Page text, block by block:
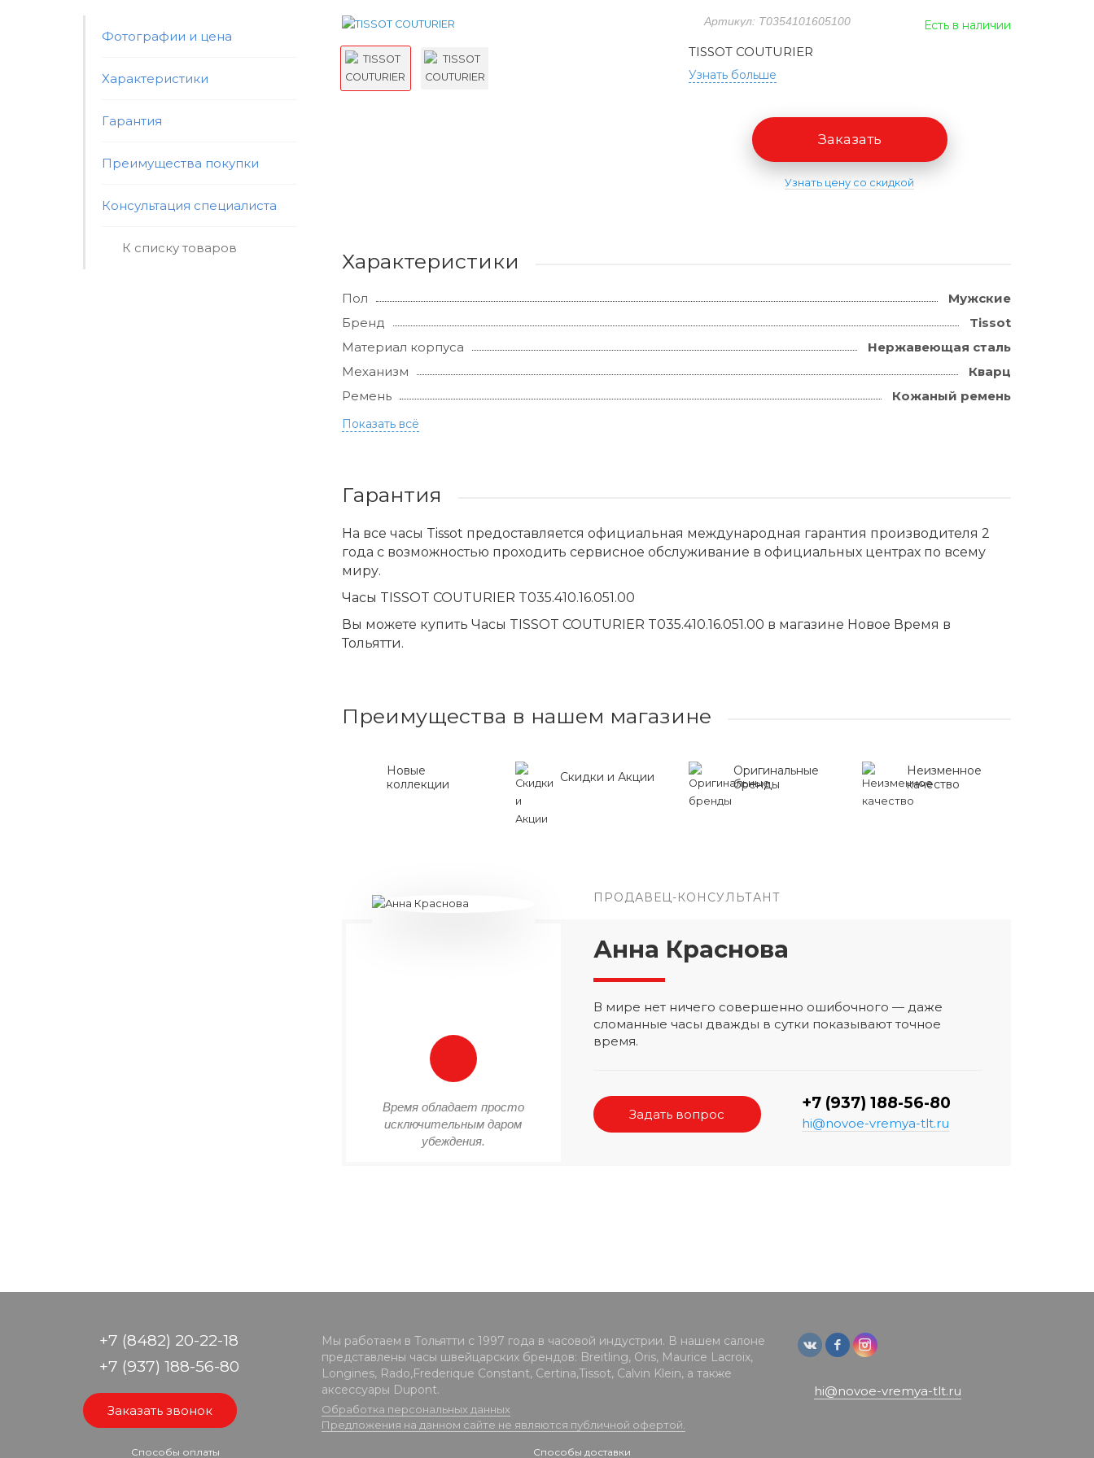
Фотографии и цена
Характеристики
Гарантия
Преимущества покупки
Консультация специалиста
К списку товаров
Артикул: T0354101605100 Есть в наличии
TISSOT COUTURIER
Узнать больше
Заказать
Узнать цену со скидкой
Характеристики
Пол
Мужские
Бренд
Tissot
Материал корпуса
Нержавеющая сталь
Механизм
Кварц
Ремень
Кожаный ремень
Показать всё
Гарантия
На все часы Tissot предоставляется официальная международная гарантия производителя 2
года с возможностью проходить сервисное обслуживание в официальных центрах по всему
миру.
Часы TISSOT COUTURIER T035.410.16.051.00
Вы можете купить Часы TISSOT COUTURIER T035.410.16.051.00 в магазине Новое Время в
Тольятти.
Преимущества в нашем магазине
Новые
коллекции
Скидки и Акции
Оригинальные
бренды
Неизменное
качество
ПРОДАВЕЦ-КОНСУЛЬТАНТ
Время обладает просто
исключительным даром
убеждения.
Анна Краснова
В мире нет ничего совершенно ошибочного — даже
сломанные часы дважды в сутки показывают точное
время.
Задать вопрос
+7 (937) 188-56-80
hi@novoe-vremya-tlt.ru
+7 (8482) 20-22-18
+7 (937) 188-56-80
Заказать звонок
Мы работаем в Тольятти с 1997 года в часовой индустрии. В нашем салоне
представлены часы швейцарских брендов: Breitling, Oris, Maurice Lacroix,
Longines, Rado,Frederique Constant, Certina,Tissot, Calvin Klein, а также
аксессуары Dupont.
Обработка персональных данных
Предложения на данном сайте не являются публичной офертой.
hi@novoe-vremya-tlt.ru
Способы оплаты Способы доставки